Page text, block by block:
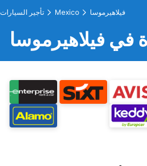
تأجير السيارات Mexico فيلاهيرموسا
في فيلاهيرموسا